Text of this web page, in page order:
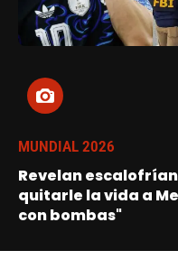
MUNDIAL 2026
Revelan
quitarle la vida a
con bombas"